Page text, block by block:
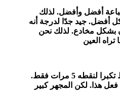
أفضل وأفضل. لذلك
أفضل. جيد جدًا لدرجة أنه
بشكل مخادع. لذلك نحن
لكن العدسة المكبرة يمكنها فقط تكبرا لنقطه 5 مرات فقط.
فعل هذا. لكن المجهر كبير